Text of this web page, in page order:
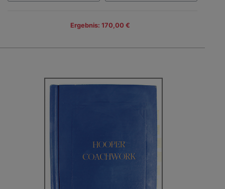
Ergebnis: 170,00 €